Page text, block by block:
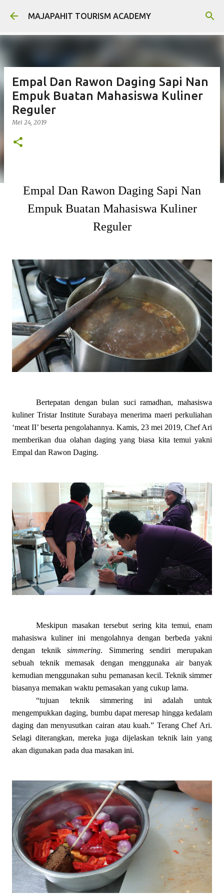
Langsung ke konten utama
MAJAPAHIT TOURISM ACADEMY
Empal Dan Rawon Daging Sapi Nan
Empuk Buatan Mahasiswa Kuliner
Reguler
Mei 24, 2019
Empal Dan Rawon Daging Sapi Nan
Empuk Buatan Mahasiswa Kuliner
Reguler
Bertepatan dengan bulan suci ramadhan, mahasiswa
kuliner Tristar Institute Surabaya menerima maeri perkuliahan
‘meat II’ beserta pengolahannya. Kamis, 23 mei 2019, Chef Ari
memberikan dua olahan daging yang biasa kita temui yakni
Empal dan Rawon Daging.
Meskipun masakan tersebut sering kita temui, enam
mahasiswa kuliner ini mengolahnya dengan berbeda yakni
dengan tekniksimmering. Simmering sendiri merupakan
sebuah teknik memasak dengan menggunaka air banyak
kemudian menggunakan suhu pemanasan kecil. Teknik simmer
biasanya memakan waktu pemasakan yang cukup lama.
“tujuan teknik simmering ini adalah untuk
mengempukkan daging, bumbu dapat meresap hingga kedalam
daging dan menyusutkan cairan atau kuah.” Terang Chef Ari.
Selagi diterangkan, mereka juga dijelaskan teknik lain yang
akan digunakan pada dua masakan ini.